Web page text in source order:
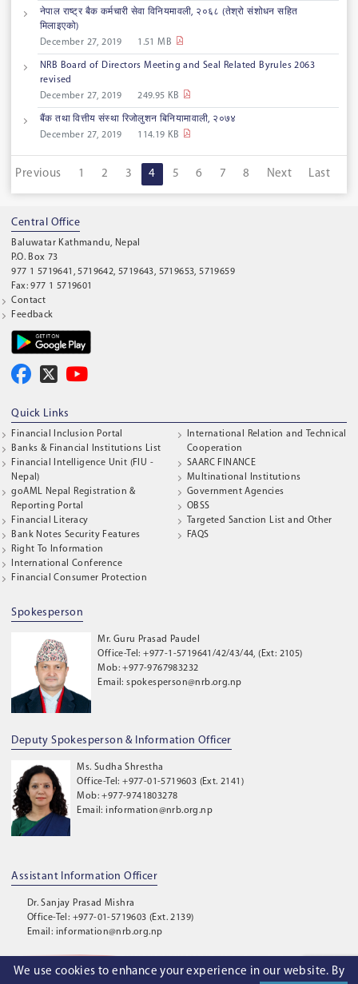
नेपाल राष्ट्र बैक कर्मचारी सेवा विनियमावली, २०६८ (तेश्रो संशोधन सहित
मिलाइएको)
December 27, 2019
1.51 MB
NRB Board of Directors Meeting and Seal Related Byrules 2063
revised
December 27, 2019
249.95 KB
बैंक तथा वित्तीय संस्था रिजोलुशन बिनियामावाली, २०७४
December 27, 2019
114.19 KB
Previous 1 2 3 4 5 6 7 8 Next Last
We use cookies to enhance your experience in our website. By
Central Office
Baluwatar Kathmandu, Nepal
P.O. Box 73
977 1 5719641, 5719642, 5719643, 5719653, 5719659
Fax: 977 1 5719601
Contact
Feedback
Quick Links
Financial Inclusion Portal
Banks & Financial Institutions List
Financial Intelligence Unit (FIU -
Nepal)
goAML Nepal Registration &
Reporting Portal
Financial Literacy
Bank Notes Security Features
Right To Information
International Conference
Financial Consumer Protection
International Relation and Technical
Cooperation
SAARC FINANCE
Multinational Institutions
Government Agencies
OBSS
Targeted Sanction List and Other
FAQS
Spokesperson
Mr. Guru Prasad Paudel
Office-Tel: +977-1-5719641/42/43/44, (Ext: 2105)
Mob: +977-9767983232
Email: spokesperson@nrb.org.np
Deputy Spokesperson & Information Officer
Ms. Sudha Shrestha
Office-Tel: +977-01-5719603 (Ext. 2141)
Mob: +977-9741803278
Email: information@nrb.org.np
Assistant Information Officer
Dr. Sanjay Prasad Mishra
Office-Tel: +977-01-5719603 (Ext. 2139)
Email: information@nrb.org.np